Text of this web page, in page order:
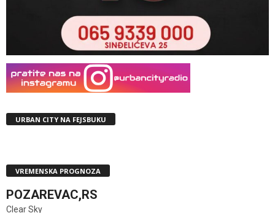
URBAN CITY NA FEJSBUKU
VREMENSKA PROGNOZA
POZAREVAC,RS
Clear Sky